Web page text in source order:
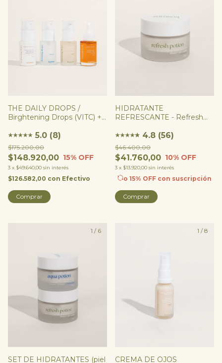
THE DAILY DROPS /
Birghtening Drops (VITC) +
(Niacinamida) + Boosting
Drops (ácido hialurónico) +
Beta Glow Oil
★★★★★ 5.0 (8)
$148.920,00
$175.200,00
15% OFF
3 x $49.640,00 sin interés
$126.582,00 con Efectivo
HIDRATANTE
REFRESCANTE - Refresh
★★★★★
★ 4.8 (56)
$41.760,00
$46.400,00
10% OFF
3 x $13.920,00 sin interés
o 15% OFF con suscripción
Comprar
1 / 6
SET DE HIDRATANTES (piel
1 /8
CREMA DE OJOS